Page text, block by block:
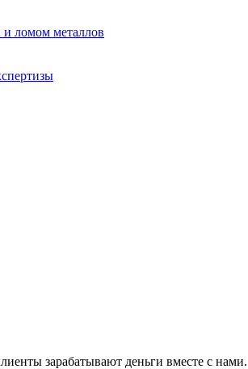
и ломом металлов
зарабатывают деньги вместе с нами.